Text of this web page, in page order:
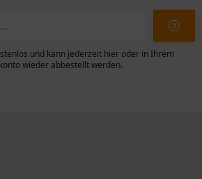
und kann jederzeit hier oder in Ihrem
wieder abbestellt werden.